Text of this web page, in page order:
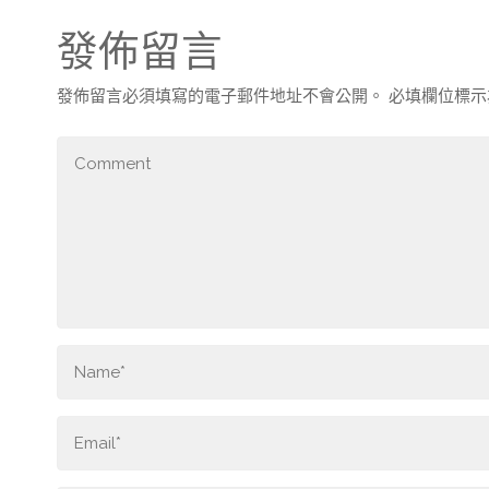
發佈留言
發佈留言必須填寫的電子郵件地址不會公開。 必填欄位標